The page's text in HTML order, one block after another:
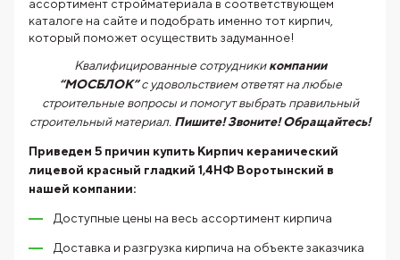
ассортимент стройматериала в соответствующем
каталоге на сайте и подобрать именно тот кирпич,
который поможет осуществить задуманное!
Квалифицированные сотрудникикомпании
“МОСБЛОК”с удовольствием ответят на любые
строительные вопросы и помогут выбрать правильный
строительный материал. Пишите! Звоните! Обращайтесь!
Приведем 5 причин купить Кирпич керамический
лицевой красный гладкий 1,4НФ Воротынский в
нашей компании:
Доступные цены на весь ассортимент кирпича
Доставка и разгрузка кирпича на объекте заказчика